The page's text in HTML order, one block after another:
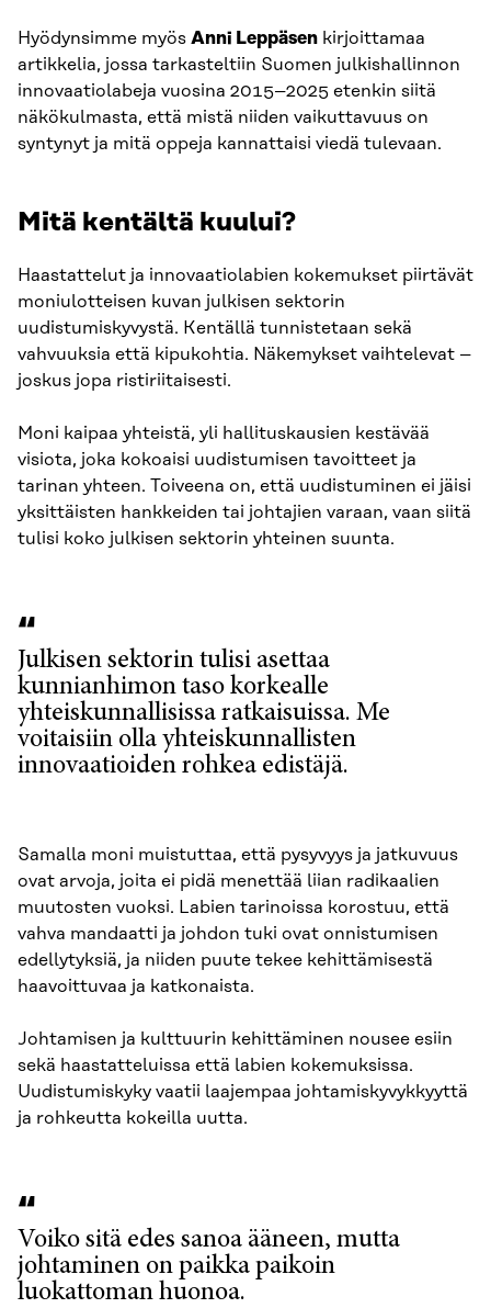
Hyödynsimme myös Anni Leppäsen kirjoittamaa
artikkelia, jossa tarkasteltiin Suomen julkishallinnon
innovaatiolabeja vuosina 2015–2025 etenkin siitä
näkökulmasta, että mistä niiden vaikuttavuus on
syntynyt ja mitä oppeja kannattaisi viedä tulevaan.
Mitä kentältä kuului?
Haastattelut ja innovaatiolabien kokemukset piirtävät
moniulotteisen kuvan julkisen sektorin
uudistumiskyvystä. Kentällä tunnistetaan sekä
vahvuuksia että kipukohtia. Näkemykset vaihtelevat –
joskus jopa ristiriitaisesti.
Moni kaipaa yhteistä, yli hallituskausien kestävää
visiota, joka kokoaisi uudistumisen tavoitteet ja
tarinan yhteen. Toiveena on, että uudistuminen ei jäisi
yksittäisten hankkeiden tai johtajien varaan, vaan siitä
tulisi koko julkisen sektorin yhteinen suunta.
Julkisen sektorin tulisi asettaa
kunnianhimon taso korkealle
yhteiskunnallisissa ratkaisuissa. Me
voitaisiin olla yhteiskunnallisten
innovaatioiden rohkea edistäjä.
Samalla moni muistuttaa, että pysyvyys ja jatkuvuus
ovat arvoja, joita ei pidä menettää liian radikaalien
muutosten vuoksi. Labien tarinoissa korostuu, että
vahva mandaatti ja johdon tuki ovat onnistumisen
edellytyksiä, ja niiden puute tekee kehittämisestä
haavoittuvaa ja katkonaista.
Johtamisen ja kulttuurin kehittäminen nousee esiin
sekä haastatteluissa että labien kokemuksissa.
Uudistumiskyky vaatii laajempaa johtamiskyvykkyyttä
ja rohkeutta kokeilla uutta.
Voiko sitä edes sanoa ääneen, mutta
johtaminen on paikka paikoin
luokattoman huonoa.